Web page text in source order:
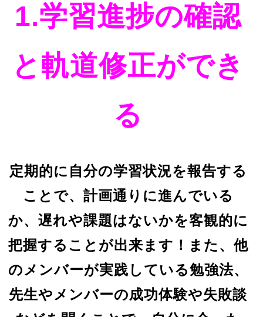
1.学習進捗の確認
と軌道修正ができ
る
定期的に自分の学習状況を報告する
ことで、計画通りに進んでいる
か、遅れや課題はないかを客観的に
把握することが出来ます！また、他
のメンバーが実践している勉強法、
先生やメンバーの成功体験や失敗談